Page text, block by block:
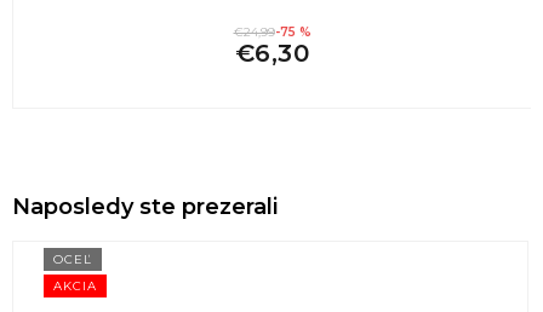
€24,99-75 %
€6,30
Naposledy ste prezerali
AKCIA
OCEĽ